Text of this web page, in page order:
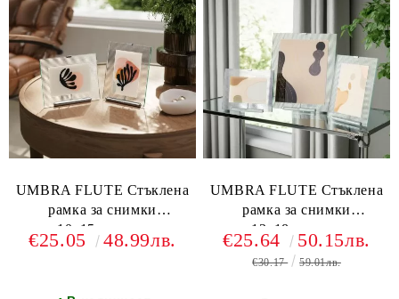
UMBRA FLUTE Стъклена
рамка за снимки
10х15см.хром
€25.05 48.99лв.
UMBRA FLUTE Стъклена
рамка за снимки
13х18см.хром
€25.64 50.15лв.
€30.17 59.01лв.